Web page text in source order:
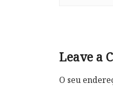
Leave a
O seu